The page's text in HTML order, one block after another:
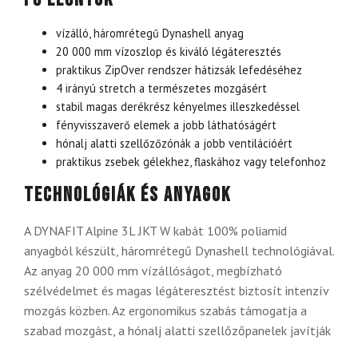
vízálló, háromrétegű Dynashell anyag
20 000 mm vízoszlop és kiváló légáteresztés
praktikus ZipOver rendszer hátizsák lefedéséhez
4 irányú stretch a természetes mozgásért
stabil magas derékrész kényelmes illeszkedéssel
fényvisszaverő elemek a jobb láthatóságért
hónalj alatti szellőzőzónák a jobb ventilációért
praktikus zsebek gélekhez, flaskához vagy telefonhoz
Technológiák és anyagok
A DYNAFIT Alpine 3L JKT W kabát 100% poliamid
anyagból készült, háromrétegű Dynashell technológiával.
Az anyag 20 000 mm vízállóságot, megbízható
szélvédelmet és magas légáteresztést biztosít intenzív
mozgás közben. Az ergonomikus szabás támogatja a
szabad mozgást, a hónalj alatti szellőzőpanelek javítják